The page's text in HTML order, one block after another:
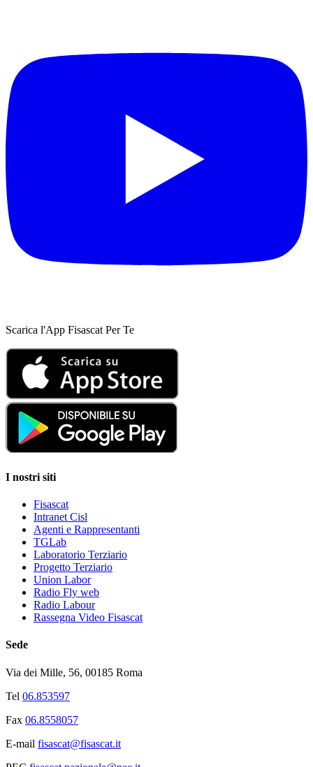
Scarica l'App Fisascat Per Te
I nostri siti
Fisascat
Intranet Cisl
Agenti e Rappresentanti
TGLab
Laboratorio Terziario
Progetto Terziario
Union Labor
Radio Fly web
Radio Labour
Rassegna Video Fisascat
Sede
Via dei Mille, 56, 00185 Roma
Tel 06.853597
Fax 06.8558057
E-mail fisascat@fisascat.it